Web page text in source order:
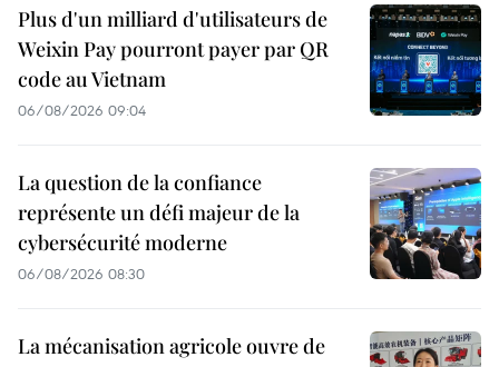
Plus d'un milliard d'utilisateurs de
Weixin Pay pourront payer par QR
code au Vietnam
06/08/2026 09:04
La question de la confiance
représente un défi majeur de la
cybersécurité moderne
06/08/2026 08:30
La mécanisation agricole ouvre de